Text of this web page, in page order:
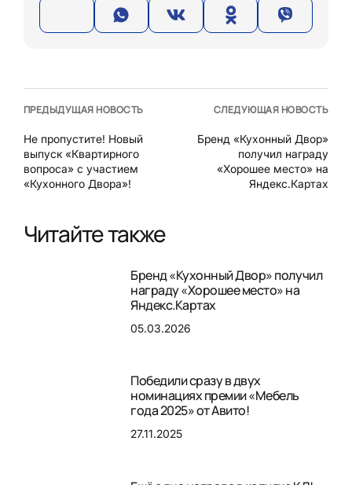
ПРЕДЫДУЩАЯ НОВОСТЬ
Не пропустите! Новый
выпуск «Квартирного
вопроса» с участием
«Кухонного Двора»!
СЛЕДУЮЩАЯ НОВОСТЬ
Бренд «Кухонный Двор»
получил награду
«Хорошее место» на
Яндекс.Картах
Читайте также
Бренд «Кухонный Двор» получил
награду «Хорошее место» на
Яндекс.Картах
05.03.2026
Победили сразу в двух
номинациях премии «Мебель
года 2025» от Авито!
27.11.2025